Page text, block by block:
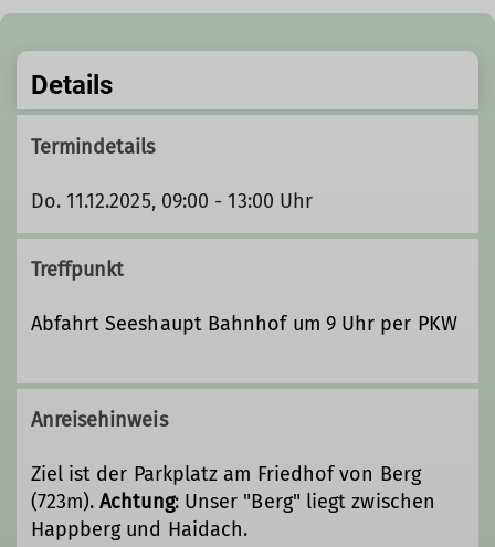
Details
Termindetails
Do. 11.12.2025, 09:00 - 13:00 Uhr
Treffpunkt
Abfahrt Seeshaupt Bahnhof um 9 Uhr per PKW
Anreisehinweis
Ziel ist der Parkplatz am Friedhof von Berg
(723m).Achtung: Unser "Berg" liegt zwischen
Happberg und Haidach.